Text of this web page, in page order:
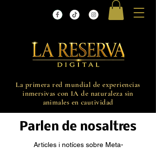
La primera red mundial de experiencias
inmersivas con IA de naturaleza sin
animales en cautividad
Parlen de nosaltres
Articles i notíces sobre Meta-